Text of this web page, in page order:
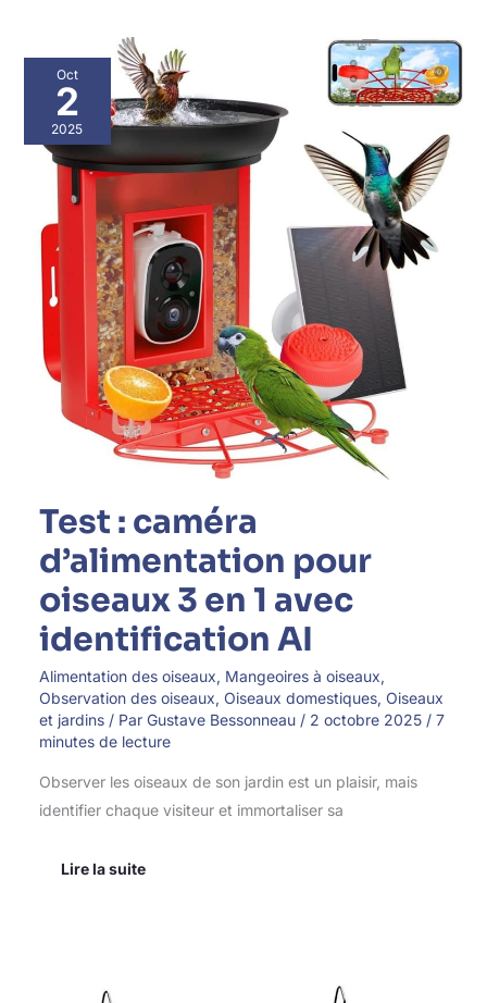
Oct
2
2025
Test : caméra
d’alimentation pour
oiseaux 3 en 1 avec
identification AI
Alimentation des oiseaux, Mangeoires à oiseaux,
Observation des oiseaux, Oiseaux domestiques, Oiseaux
et jardins/ Par Gustave Bessonneau / 2 octobre 2025 / 7
minutes de lecture
Observer les oiseaux de son jardin est un plaisir, mais
identifier chaque visiteur et immortaliser sa
Test
:
caméra
d’alimentation
pour
oiseaux
en
avec
identification
Lire la suite